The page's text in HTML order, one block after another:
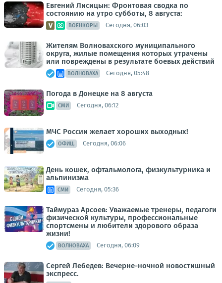
Евгений Лисицын: Фронтовая сводка по
состоянию на утро субботы, 8 августа:
ВОЕНКОРЫ Сегодня, 06:03
Жителям Волновахского муниципального
округа, жилые помещения которых утрачены
или повреждены в результате боевых действий
ВОЛНОВАХА Сегодня, 05:48
Погода в Донецке на 8 августа
СМИ Сегодня, 06:12
МЧС России желает хороших выходных!
ОФИЦ. Сегодня, 06:06
День кошек, офтальмолога, физкультурника и
альпинизма
СМИ Сегодня, 05:36
Таймураз Арсоев: Уважаемые тренеры, педагоги
физической культуры, профессиональные
спортсмены и любители здорового образа
жизни!
ВОЛНОВАХА Сегодня, 06:09
Сергей Лебедев: Вечерне-ночной новостишный
экспресс.